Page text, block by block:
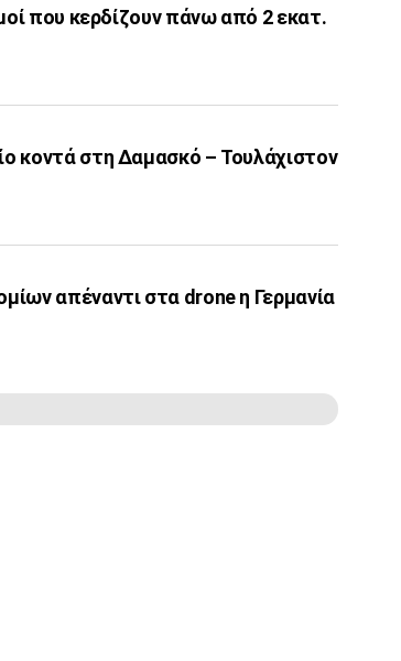
που κερδίζουν πάνω από 2 εκατ.
κοντά στη Δαμασκό – Τουλάχιστον
απέναντι στα drone η Γερμανία